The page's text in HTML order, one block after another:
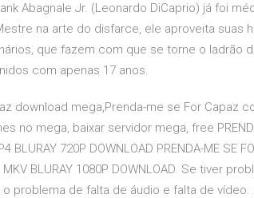
Abagnale Jr. (Leonardo DiCaprio) já foi
na arte do disfarce, ele aproveita suas
que fazem com que se torne o ladrão
com apenas 17 anos.
download mega,Prenda-me se For Capaz
no mega, baixar servidor mega, free
BLURAY 720P DOWNLOAD PRENDA-ME SE
MKV BLURAY 1080P DOWNLOAD. Se tiver
o problema de falta de áudio e falta de